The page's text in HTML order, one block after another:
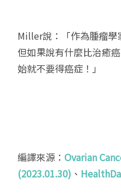
Miller說：「作為腫瘤學
但如果說有什麼比治癒
始就不要得癌症！」
編譯來源： Ovarian
(2023.01.30) 、